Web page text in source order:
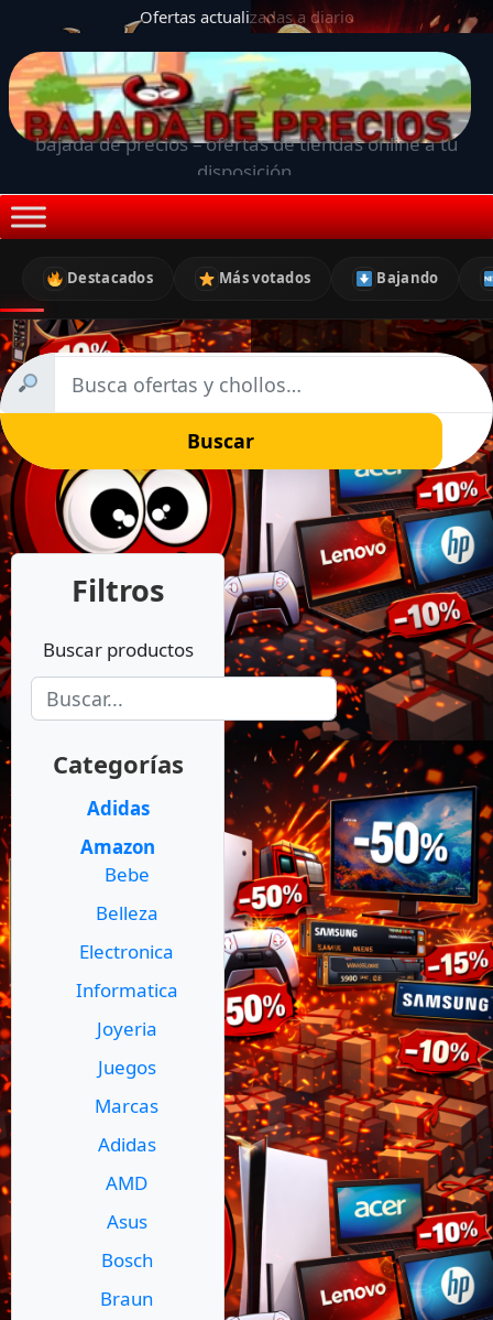
Ofertas actualizadas a diario
bajada de precios – ofertas de tiendas online a tu
disposición.
Destacados Más votados Bajando
Buscar
Filtros
Buscar productos
Categorías
Adidas
Amazon
Bebe
Belleza
Electronica
Informatica
Joyeria
Juegos
Marcas
Adidas
AMD
Asus
Bosch
Braun